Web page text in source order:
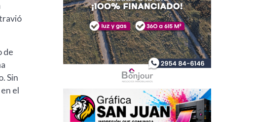
de
Sin
el